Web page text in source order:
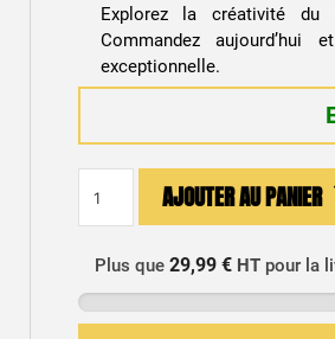
Explorez la créativité du
Commandez aujourd’hui
exceptionnelle.
Concentré
Freed
30ml
AJOUTER AU PANIER
Plus que29,99 € HT pour la